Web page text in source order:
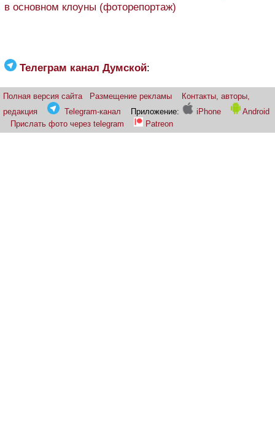
в основном клоуны (фоторепортаж)
Телеграм канал Думской:
Полная версия сайта Размещение рекламы
Контакты, авторы,
редакция
Telegram-канал Приложение: iPhone
Android
Прислать фото через telegram
Patreon